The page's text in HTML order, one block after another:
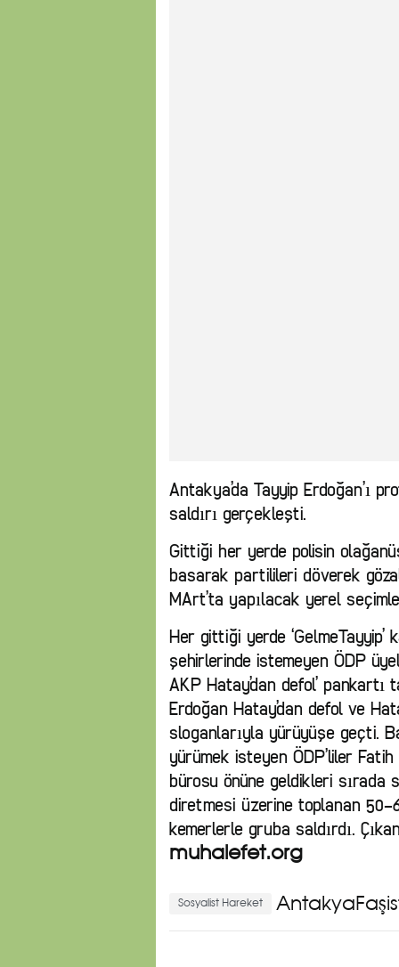
Antakya’da Tayyip Erdoğan’ı
saldırı gerçekleşti.
Gittiği her yerde polisin
basarak partilileri döverek
MArt’ta yapılacak yerel
Her gittiği yerde ‘GelmeTayyip’
şehirlerinde istemeyen ÖDP
AKP Hatay’dan defol’ pankartı
Erdoğan Hatay’dan defol ve
sloganlarıyla yürüyüşe geçti.
yürümek isteyen ÖDP’liler
bürosu önüne geldikleri sırada
diretmesi üzerine toplanan
kemerlerle gruba saldırdı.
muhalefet.org
Sosyalist Hareket